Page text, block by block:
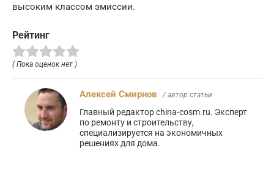
высоким классом эмиссии.
Рейтинг
( Пока оценок нет )
Алексей Смирнов / автор статьи
Главный редактор china-cosm.ru. Эксперт
по ремонту и строительству,
специализируется на экономичных
решениях для дома.